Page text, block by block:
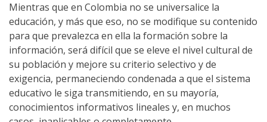
Mientras que en Colombia no se universalice la
educación, y más que eso, no se modifique su contenido
para que prevalezca en ella la formación sobre la
información, será difícil que se eleve el nivel cultural de
su población y mejore su criterio selectivo y de
exigencia, permaneciendo condenada a que el sistema
educativo le siga transmitiendo, en su mayoría,
conocimientos informativos lineales y, en muchos